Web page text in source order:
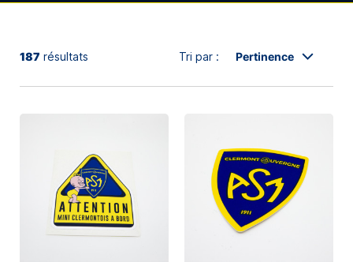
187 résultats Tri par : Pertinence